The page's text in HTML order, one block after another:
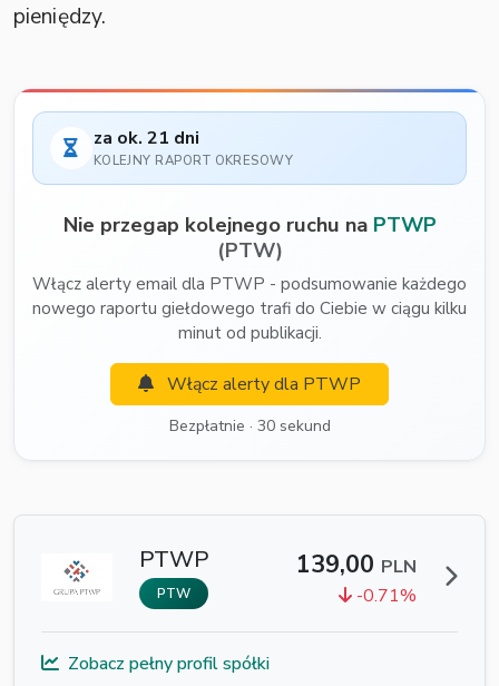
pieniędzy.
za ok. 21 dni
KOLEJNY RAPORT OKRESOWY
Nie przegap kolejnego ruchu na PTWP
(PTW)
Włącz alerty email dla PTWP - podsumowanie każdego
nowego raportu giełdowego trafi do Ciebie w ciągu kilku
minut od publikacji.
Włącz alerty dla PTWP
Bezpłatnie · 30 sekund
PTWP
PTW
139,00 PLN
-0.71%
Zobacz pełny profil spółki